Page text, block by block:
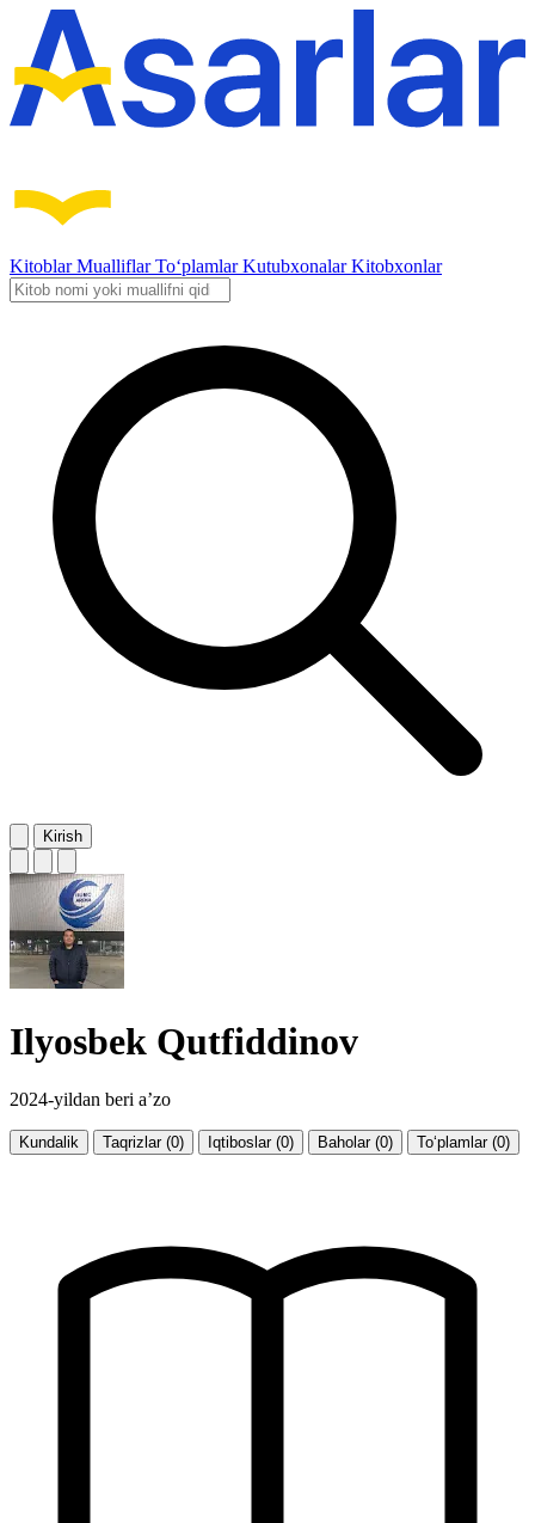
KitoblarMualliflarTo‘plamlarKutubxonalarKitobxonlar
Kirish
Ilyosbek Qutfiddinov
2024-yildan beri a’zo
Kundalik Taqrizlar (0) Iqtiboslar (0) Baholar (0) To‘plamlar (0)